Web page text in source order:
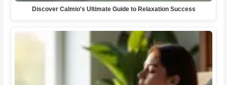
Discover Calmio's Ultimate Guide to Relaxation Success